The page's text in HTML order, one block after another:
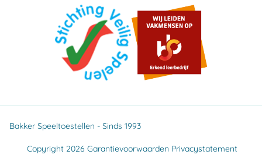
Bakker Speeltoestellen - Sinds 1993
Copyright 2026 Garantievoorwaarden Privacystatement